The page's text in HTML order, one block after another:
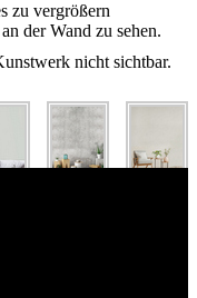
zu vergrößern
der Wand zu sehen.
nicht sichtbar.